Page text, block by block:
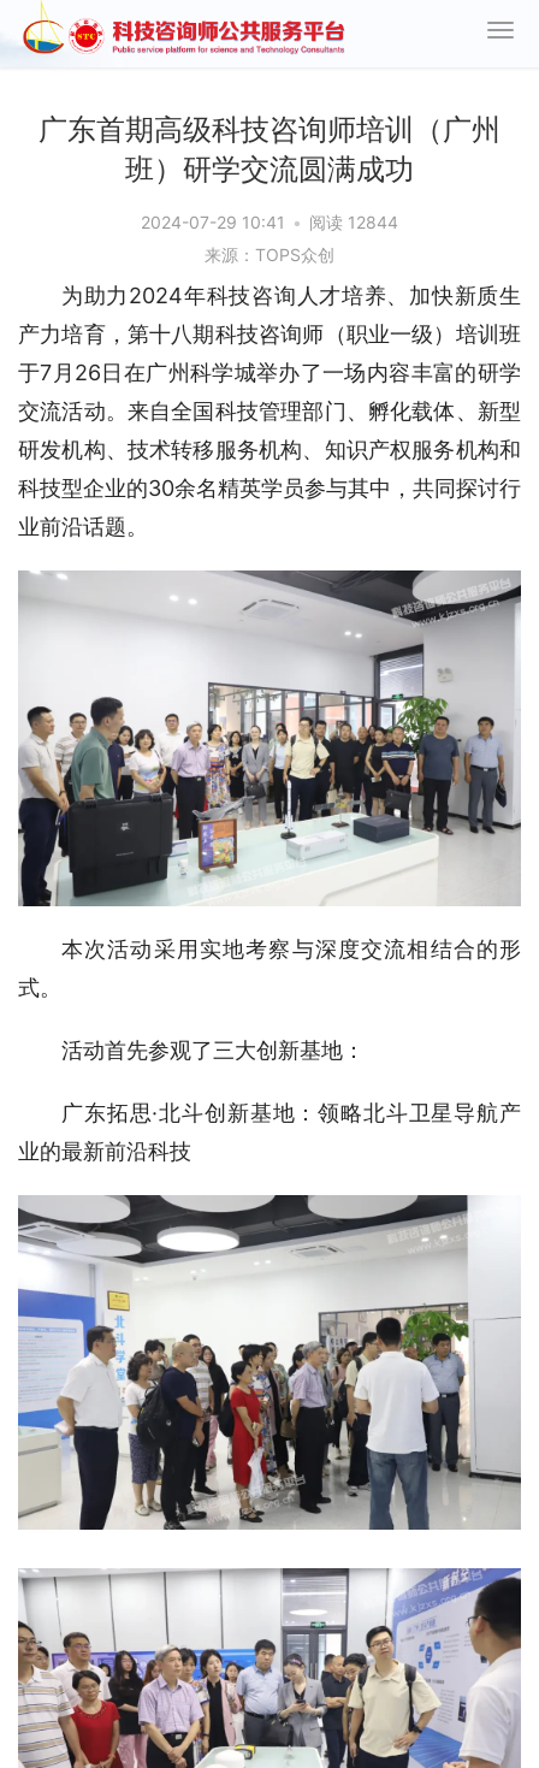
广东首期高级科技咨询师培训（广州
班）研学交流圆满成功
2024-07-29 10:41 • 阅读 12844
来源：TOPS众创
为助力2024年科技咨询人才培养、加快新质生
产力培育，第十八期科技咨询师（职业一级）培训班
于7月26日在广州科学城举办了一场内容丰富的研学
交流活动。来自全国科技管理部门、孵化载体、新型
研发机构、技术转移服务机构、知识产权服务机构和
科技型企业的30余名精英学员参与其中，共同探讨行
业前沿话题。
本次活动采用实地考察与深度交流相结合的形
式。
活动首先参观了三大创新基地：
广东拓思·北斗创新基地：领略北斗卫星导航产
业的最新前沿科技